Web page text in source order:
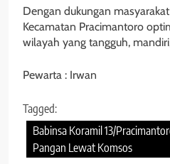
Dengan dukungan
Kecamatan Pracimantoro
wilayah yang tangguh,
Pewarta : Irwan
Tagged:
Babinsa Koramil 13/
Pangan Lewat Komsos